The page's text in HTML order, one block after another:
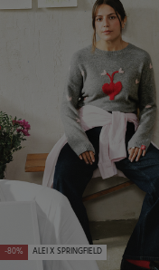
-80% ALEI X SPRINGFIELD